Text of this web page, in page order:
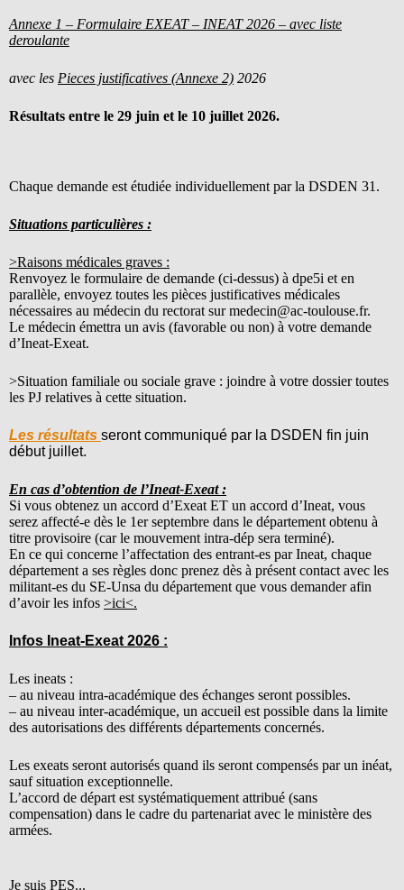
Annexe 1 – Formulaire EXEAT – INEAT 2026 – avec liste
deroulante
avec les Pieces justificatives (Annexe 2) 2026
Résultats entre le 29 juin et le 10 juillet 2026.
Chaque demande est étudiée individuellement par la DSDEN 31.
Situations particulières :
>Raisons médicales graves :
Renvoyez le formulaire de demande (ci-dessus) à dpe5i et en
parallèle, envoyez toutes les pièces justificatives médicales
nécessaires au médecin du rectorat sur medecin@ac-toulouse.fr.
Le médecin émettra un avis (favorable ou non) à votre demande
d’Ineat-Exeat.
>Situation familiale ou sociale grave : joindre à votre dossier toutes
les PJ relatives à cette situation.
Les résultats seront communiqué par la DSDEN fin juin
début juillet.
En cas d’obtention de l’Ineat-Exeat :
Si vous obtenez un accord d’Exeat ET un accord d’Ineat, vous
serez affecté-e dès le 1er septembre dans le département obtenu à
titre provisoire (car le mouvement intra-dép sera terminé).
En ce qui concerne l’affectation des entrant-es par Ineat, chaque
département a ses règles donc prenez dès à présent contact avec les
militant-es du SE-Unsa du département que vous demander afin
d’avoir les infos >ici<.
Infos Ineat-Exeat 2026 :
Les ineats :
– au niveau intra-académique des échanges seront possibles.
– au niveau inter-académique, un accueil est possible dans la limite
des autorisations des différents départements concernés.
Les exeats seront autorisés quand ils seront compensés par un inéat,
sauf situation exceptionnelle.
L’accord de départ est systématiquement attribué (sans
compensation) dans le cadre du partenariat avec le ministère des
armées.
Je suis PES...